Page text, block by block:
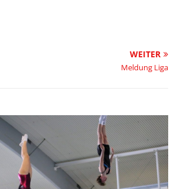
WEITER
Meldung Liga